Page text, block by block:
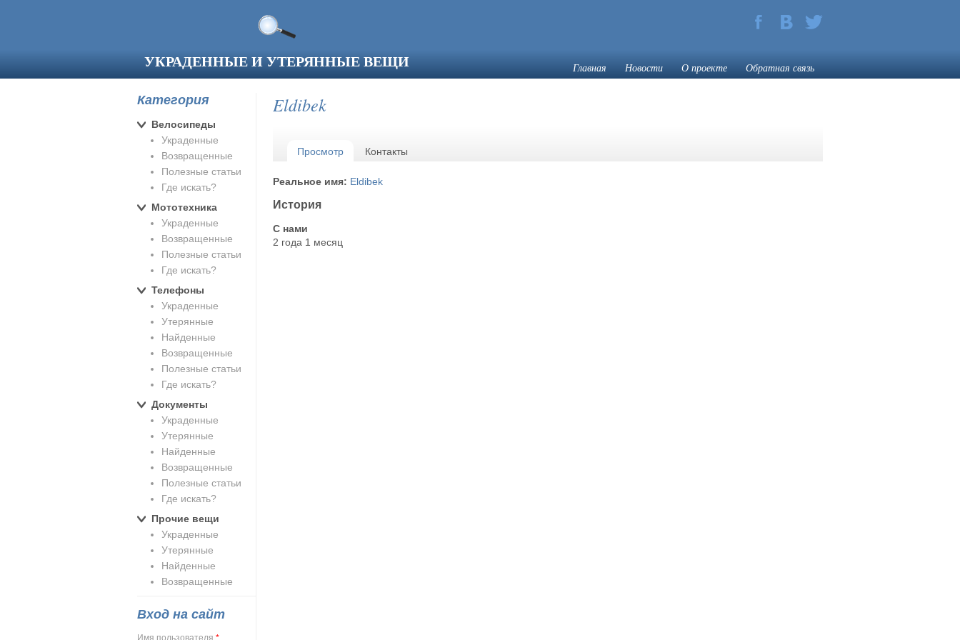
УКРАДЕННЫЕ И УТЕРЯННЫЕ ВЕЩИ Главная Новости О проекте Обратная связь
Eldibek
Главные вкладки
Просмотр (активная вкладка)
Контакты
Реальное имя: Eldibek
История
С нами
2 года 1 месяц
Категория
Велосипеды
Украденные
Возвращенные
Полезные статьи
Где искать?
Мототехника
Украденные
Возвращенные
Полезные статьи
Где искать?
Телефоны
Украденные
Утерянные
Найденные
Возвращенные
Полезные статьи
Где искать?
Документы
Украденные
Утерянные
Найденные
Возвращенные
Полезные статьи
Где искать?
Прочие вещи
Украденные
Утерянные
Найденные
Возвращенные
Вход на сайт
Имя пользователя *